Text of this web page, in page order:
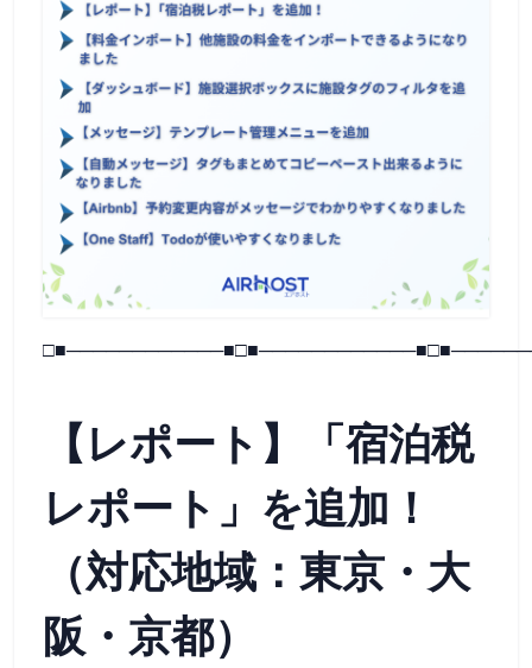
【レポート】「宿泊税
レポート」を追加！
（対応地域：東京・大
阪・京都）